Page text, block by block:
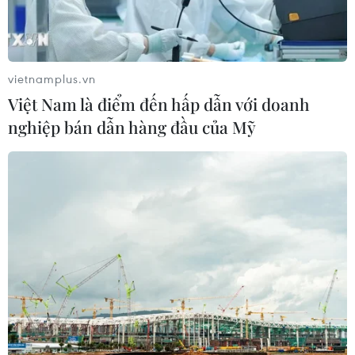
vietnamplus.vn
Việt Nam là điểm đến hấp dẫn với doanh
nghiệp bán dẫn hàng đầu của Mỹ